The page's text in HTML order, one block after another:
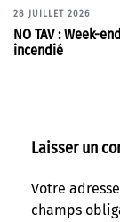
28 JUILLET 2026
NO TAV : Week-
incendié
Laisser un
Votre
champs